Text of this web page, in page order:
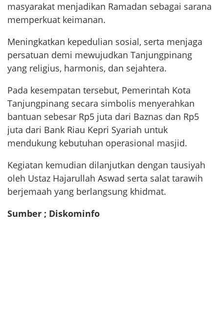
masyarakat menjadikan Ramadan sebagai sarana
memperkuat keimanan.
Meningkatkan kepedulian sosial, serta menjaga
persatuan demi mewujudkan Tanjungpinang
yang religius, harmonis, dan sejahtera.
Pada kesempatan tersebut, Pemerintah Kota
Tanjungpinang secara simbolis menyerahkan
bantuan sebesar Rp5 juta dari Baznas dan Rp5
juta dari Bank Riau Kepri Syariah untuk
mendukung kebutuhan operasional masjid.
Kegiatan kemudian dilanjutkan dengan tausiyah
oleh Ustaz Hajarullah Aswad serta salat tarawih
berjemaah yang berlangsung khidmat.
Sumber ; Diskominfo